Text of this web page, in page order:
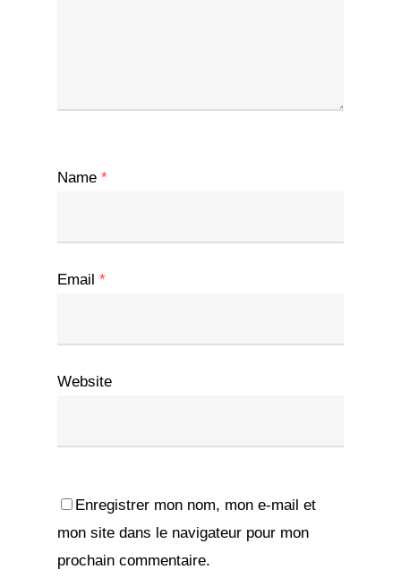
Name *
Email *
Website
Enregistrer mon nom, mon e-mail et
mon site dans le navigateur pour mon
prochain commentaire.